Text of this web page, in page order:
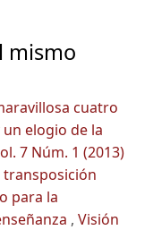
mismo
cuatro
elogio de la
7 Núm. 1 (2013)
transposición
para la
, Visión